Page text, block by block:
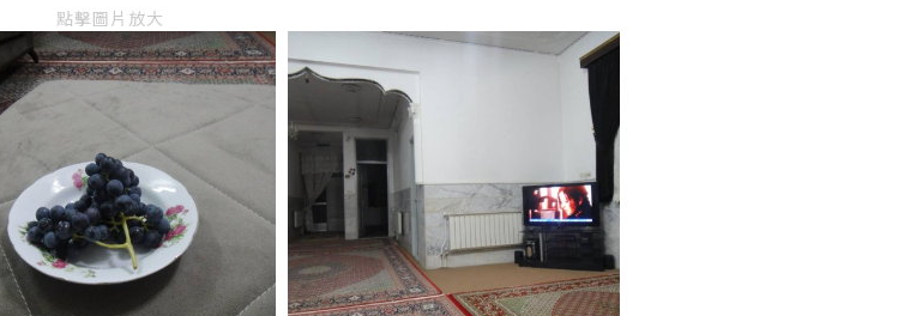
點擊圖片放大